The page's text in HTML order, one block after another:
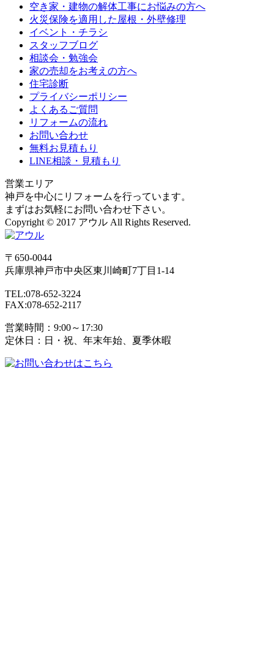
空き家・建物の解体工事にお悩みの方へ
火災保険を適用した屋根・外壁修理
イベント・チラシ
スタッフブログ
相談会・勉強会
家の売却をお考えの方へ
住宅診断
プライバシーポリシー
よくあるご質問
リフォームの流れ
お問い合わせ
無料お見積もり
LINE相談・見積もり
営業エリア
神戸を中心にリフォームを行っています。
まずはお気軽にお問い合わせ下さい。
Copyright © 2017 アウル All Rights Reserved.
〒650-0044
兵庫県神戸市中央区東川崎町7丁目1-14
TEL:078-652-3224
FAX:078-652-2117
営業時間：9:00～17:30
定休日：日・祝、年末年始、夏季休暇